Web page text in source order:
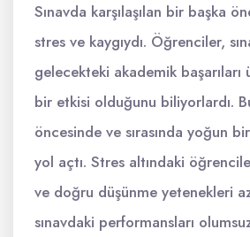
Sınavda karşılaşılan bir başka
stres ve kaygıydı. Öğrenciler,
gelecekteki akademik
bir etkisi olduğunu biliyorlardı.
öncesinde ve sırasında yoğun
yol açtı. Stres altındaki
ve doğru düşünme yetenekleri
sınavdaki performansları